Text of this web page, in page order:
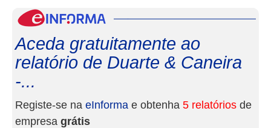
Aceda gratuitamente ao
relatório de Duarte & Caneira
-...
Registe-se na eInforma e obtenha 5 relatórios de
empresa grátis